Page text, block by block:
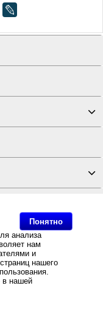
Понятно
анализа
нам
и
нашего
в нашей
для автоматизации общепита и
2008-2026.
для ТТ-печати белая 50мм/200м
NT639B для ТТ-печати белая